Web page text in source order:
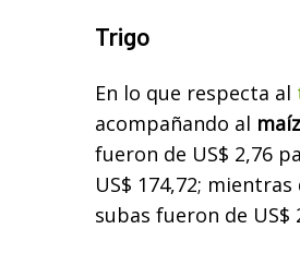
Trigo
En lo que respecta al
acompañando al
fueron de US$ 2,76
US$ 174,72;
subas fueron de US$